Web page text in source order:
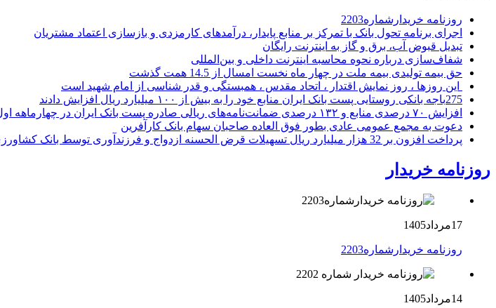
روزنامه خریدارشماره2203
اجرای برنامه تحول بانک با تمرکز بر منابع پایدار، درآمدهای کارمزدی و بازسازی اعتماد مشتریان
تبدیل قبوض آب، برق و گاز به اینترنت رایگان
شفاف‌سازی درباره نحوه محاسبه اینترنت داخلی و بین‌المللی
حق بیمه تولیدی بیمه ملت در چهار ماه نخست امسال از 14.5 همت گذشت
این روزها ، روز نمایش اقتدار ، اتحاد مقدس ، همبستگی و قدر شناسی از امام شهید است
275باجه بانکی روستایی پست بانک ایران منابع خود را به بیش از ۱۰۰ میلیارد ریال افزایش دادند
افزایش ۷۰ درصدی منابع و ۱۳۲ درصدی ضمانت‌نامه‌های ریالی صادره پست بانک ایران در چهارماهه اول سال 1405
دعوت به مجمع عمومی عادی بطور فوق العاده صاحبان سهام بانک کارآفرین
پرداخت افزون بر 32 هزار میلیارد ریال تسهیلات قرض الحسنه ازدواج و فرزندآوری توسط بانک کشاورزی
روزنامه خریدار
17مرداد1405
روزنامه خریدارشماره2203
14مرداد1405